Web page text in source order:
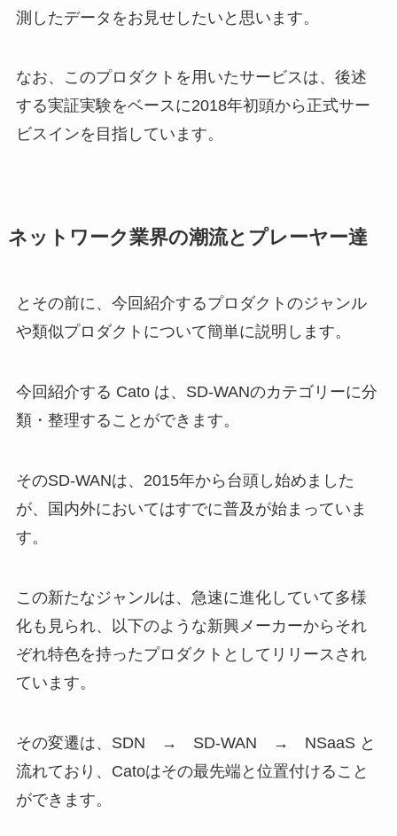
測したデータをお見せしたいと思います。
なお、このプロダクトを用いたサービスは、後述
する実証実験をベースに2018年初頭から正式サー
ビスインを目指しています。
ネットワーク業界の潮流とプレーヤー達
とその前に、今回紹介するプロダクトのジャンル
や類似プロダクトについて簡単に説明します。
今回紹介する Cato は、SD-WANのカテゴリーに分
類・整理することができます。
そのSD-WANは、2015年から台頭し始めました
が、国内外においてはすでに普及が始まっていま
す。
この新たなジャンルは、急速に進化していて多様
化も見られ、以下のような新興メーカーからそれ
ぞれ特色を持ったプロダクトとしてリリースされ
ています。
その変遷は、SDN → SD-WAN → NSaaS と
流れており、Catoはその最先端と位置付けること
ができます。